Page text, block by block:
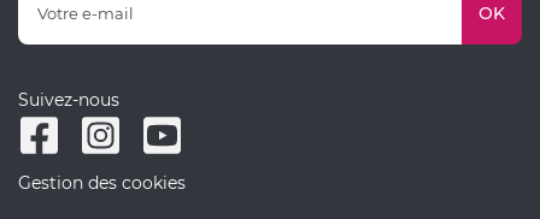
OK
Suivez-nous
Gestion des cookies